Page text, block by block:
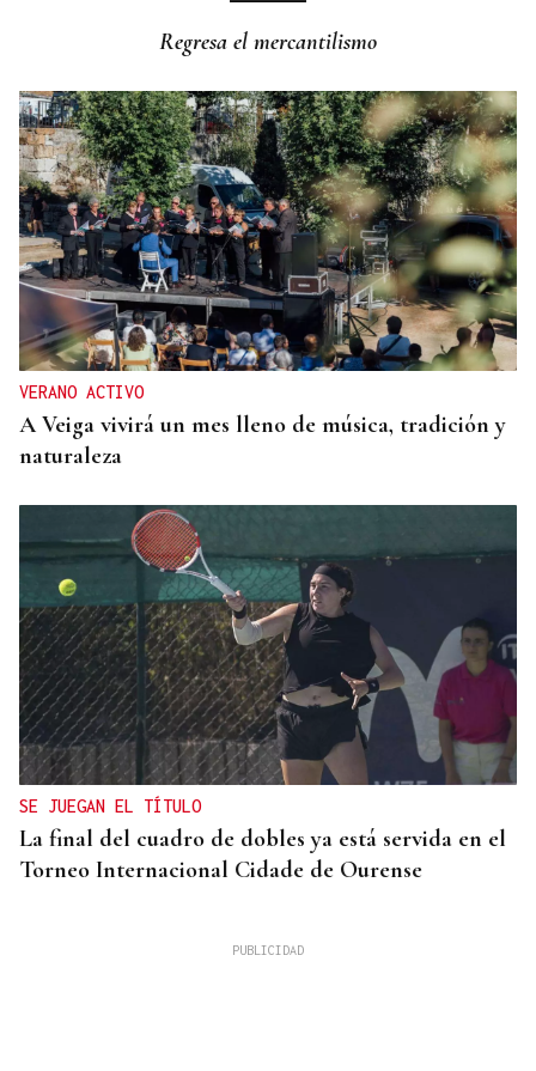
Regresa el mercantilismo
VERANO ACTIVO
A Veiga vivirá un mes lleno de música, tradición y
naturaleza
SE JUEGAN EL TÍTULO
La final del cuadro de dobles ya está servida en el
Torneo Internacional Cidade de Ourense